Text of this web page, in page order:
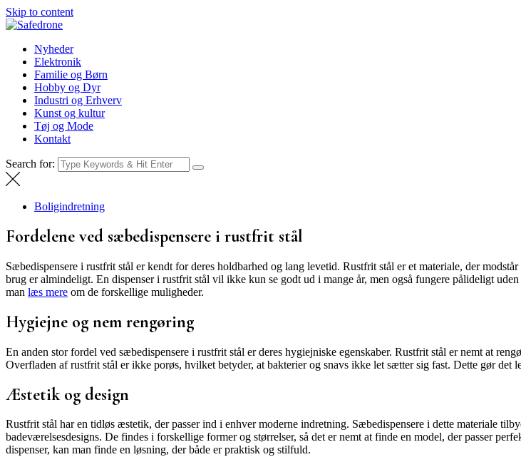
Skip to content
NyhederNyheder
Elektronik
Familie og Børn
Hobby og Dyr
Industri og Erhverv
Kunst og kultur
Tøj og Mode
Kontakt
Search for:
Boligindretning
Fordelene ved sæbedispensere i rustfrit stål
Sæbedispensere i rustfrit stål er kendt for deres holdbarhed og lang levetid. Rustfrit stål er et materiale, der
brug er almindeligt. En dispenser i rustfrit stål vil ikke kun se godt ud i mange år, men også fungere pålideligt
man læs mere om de forskellige muligheder.
Hygiejne og nem rengøring
En anden stor fordel ved sæbedispensere i rustfrit stål er deres hygiejniske egenskaber. Rustfrit stål er nemt at
Overfladen af rustfrit stål er ikke porøs, hvilket betyder, at bakterier og snavs ikke let sætter sig fast. Dette gør
Æstetik og design
Rustfrit stål har en tidløs æstetik, der passer ind i enhver moderne indretning. Sæbedispensere i dette materiale
badeværelsesdesigns. De findes i forskellige former og størrelser, så det er nemt at finde en model, der passer
dispenser, kan man finde en løsning, der både er praktisk og stilfuld.